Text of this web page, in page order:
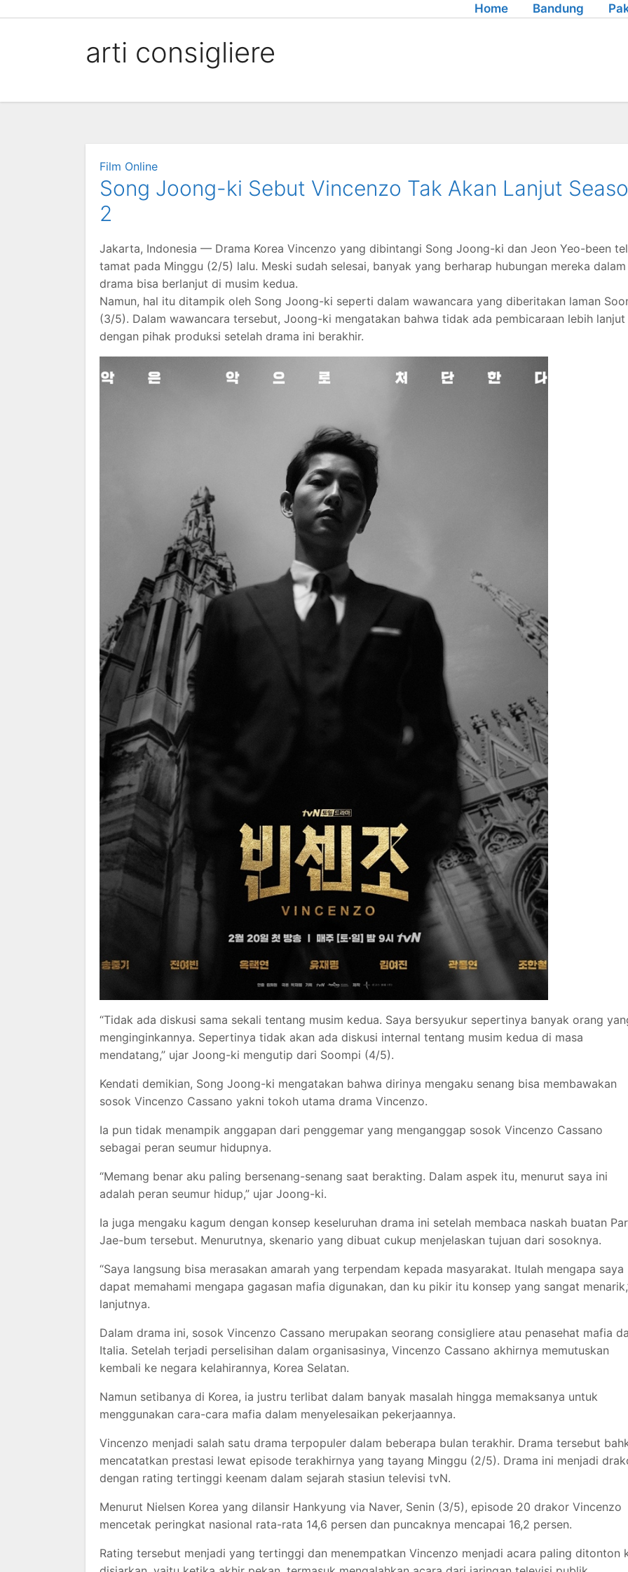
Home Bandung
arti consigliere
Film Online
Song Joong-ki Sebut Vincenzo Tak Akan Lanjut
2
Jakarta, Indonesia — Drama Korea Vincenzo yang dibintangi Song Joong-ki dan Jeon Yeo-been
tamat pada Minggu (2/5) lalu. Meski sudah selesai, banyak yang berharap hubungan mereka dalam
drama bisa berlanjut di musim kedua.
Namun, hal itu ditampik oleh Song Joong-ki seperti dalam wawancara yang diberitakan laman
(3/5). Dalam wawancara tersebut, Joong-ki mengatakan bahwa tidak ada pembicaraan lebih lanjut
dengan pihak produksi setelah drama ini berakhir.
“Tidak ada diskusi sama sekali tentang musim kedua. Saya bersyukur sepertinya banyak orang
menginginkannya. Sepertinya tidak akan ada diskusi internal tentang musim kedua di masa
mendatang,” ujar Joong-ki mengutip dari Soompi (4/5).
Kendati demikian, Song Joong-ki mengatakan bahwa dirinya mengaku senang bisa membawakan
sosok Vincenzo Cassano yakni tokoh utama drama Vincenzo.
Ia pun tidak menampik anggapan dari penggemar yang menganggap sosok Vincenzo Cassano
sebagai peran seumur hidupnya.
“Memang benar aku paling bersenang-senang saat berakting. Dalam aspek itu, menurut saya ini
adalah peran seumur hidup,” ujar Joong-ki.
Ia juga mengaku kagum dengan konsep keseluruhan drama ini setelah membaca naskah buatan
Jae-bum tersebut. Menurutnya, skenario yang dibuat cukup menjelaskan tujuan dari sosoknya.
“Saya langsung bisa merasakan amarah yang terpendam kepada masyarakat. Itulah mengapa saya
dapat memahami mengapa gagasan mafia digunakan, dan ku pikir itu konsep yang sangat
lanjutnya.
Dalam drama ini, sosok Vincenzo Cassano merupakan seorang consigliere atau penasehat mafia
Italia. Setelah terjadi perselisihan dalam organisasinya, Vincenzo Cassano akhirnya memutuskan
kembali ke negara kelahirannya, Korea Selatan.
Namun setibanya di Korea, ia justru terlibat dalam banyak masalah hingga memaksanya untuk
menggunakan cara-cara mafia dalam menyelesaikan pekerjaannya.
Vincenzo menjadi salah satu drama terpopuler dalam beberapa bulan terakhir. Drama tersebut
mencatatkan prestasi lewat episode terakhirnya yang tayang Minggu (2/5). Drama ini menjadi
dengan rating tertinggi keenam dalam sejarah stasiun televisi tvN.
Menurut Nielsen Korea yang dilansir Hankyung via Naver, Senin (3/5), episode 20 drakor Vincenzo
mencetak peringkat nasional rata-rata 14,6 persen dan puncaknya mencapai 16,2 persen.
Rating tersebut menjadi yang tertinggi dan menempatkan Vincenzo menjadi acara paling ditonton